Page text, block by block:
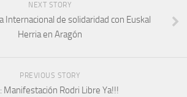
NEXT STORY
Internacional de solidaridad con Euskal
Herria en Aragón
PREVIOUS STORY
Manifestación Rodri Libre Ya!!!